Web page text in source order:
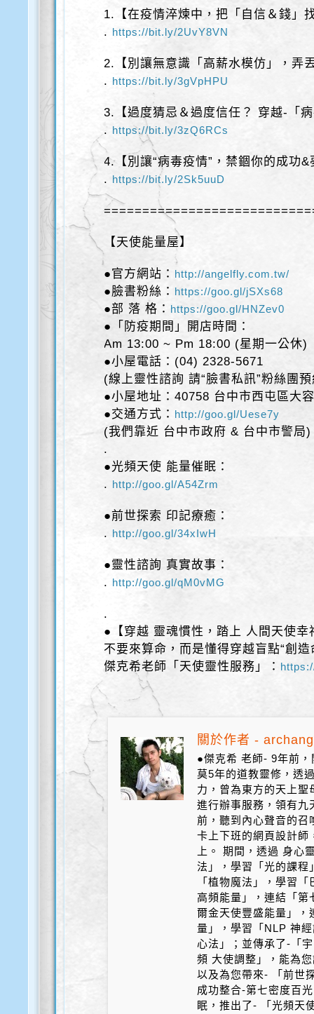
1.【在疫情淬煉中，把「自信＆錢」
. https://bit.ly/2UvY8VN
2.【別讓無意識「高薪水模仿」，弄
. https://bit.ly/3gVpHPU
3.【過度猜忌＆過度信任？ 穿越-「
. https://bit.ly/3zQ6RCs
4.【別讓“病毒疫情”，禁錮你的成功
. https://bit.ly/2Sk5uuD
【天使能量屋】
●官方網站： http://angelfly.com.tw/
●臉書粉絲： https://goo.gl/jSXs68
●部 落 格： https://goo.gl/HNZev0
●「防疫期間」開店時間：
Am 13:00 ~ Pm 18:00 (星期一公休)
●小屋電話：(04) 2328-5671
(線上靈性諮詢 請“臉書私訊”粉絲團
●小屋地址：40758 台中市西屯區大
●交通方式： http://goo.gl/Uese7y
(我們靠近 台中市政府 & 台中市警局)
.
●光頻天使 能量催眠：
. http://goo.gl/A54Zrm
●前世探索 印記療癒：
. http://goo.gl/34xIwH
●靈性諮詢 真實故事：
. http://goo.gl/qM0vMG
.
●【穿越 靈魂慣性，踏上 人間天使幸
不要來算命，而是懂得穿越盲點“創造
傑克希老師「天使靈性服務」：
關於作者 -
●傑克希 老師- 9年前
莫5年的道教靈修，透
力，曾為東方的天上
進行辦事服務，領有
前，聽到內心聲音的召
卡上下班的網頁設計師
上。 期間，透過 身心
法」，學習「光的課程
「植物魔法」，學習
高頻能量」，連結「第
爾金天使豐盛能量」，
量」，學習「NLP 神
心法」；並傳承了-「
頻 大使調整」，能為
以及為您帶來- 「前世
成功整合-第七密度百
眠，推出了- 「光頻天